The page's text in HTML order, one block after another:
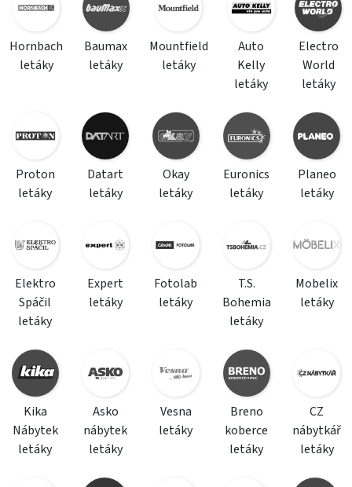
Hornbach
letáky
Baumax
letáky
Mountfield
letáky
Auto
Kelly
letáky
Electro
World
letáky
Proton
letáky
Datart
letáky
Okay
letáky
Euronics
letáky
Planeo
letáky
Elektro
Spáčil
letáky
Expert
letáky
Fotolab
letáky
T.S.
Bohemia
letáky
Mobelix
letáky
Kika
Nábytek
letáky
Asko
nábytek
letáky
Vesna
letáky
Breno
koberce
letáky
CZ
nábytkář
letáky